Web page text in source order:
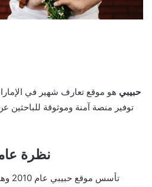
حبيبي هو موقع تعارف شهير في
توفير منصة آمنة وموثوقة للباحثين
نظرة